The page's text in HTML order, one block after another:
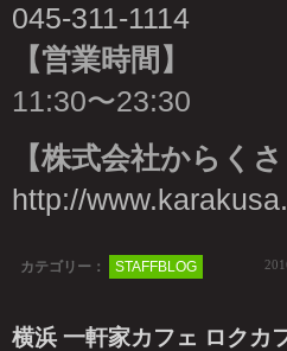
045-311-1114
【営業時間】
11:30〜23:30
【株式会社からく
http://
カテゴリー： STAFFBLOG
横浜 一軒家カフェ ロクカ